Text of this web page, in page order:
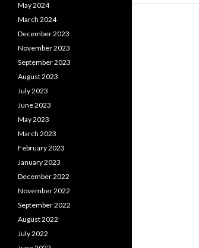
May 2024
March 2024
December 2023
November 2023
September 2023
August 2023
July 2023
June 2023
May 2023
March 2023
February 2023
January 2023
December 2022
November 2022
September 2022
August 2022
July 2022